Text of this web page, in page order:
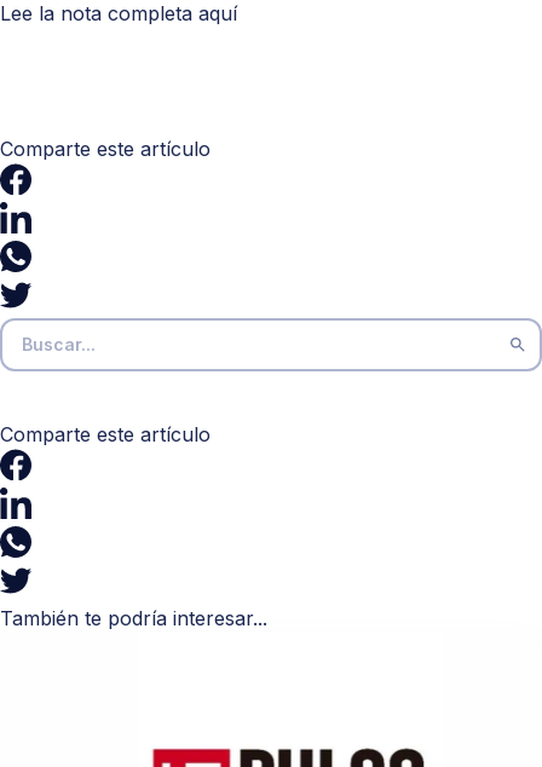
Lee la nota completa aquí
Comparte este artículo
Comparte este artículo
También te podría interesar...